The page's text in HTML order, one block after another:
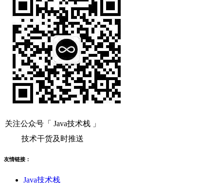
关注公众号「 Java技术栈 」
技术干货及时推送
友情链接：
Java技术栈